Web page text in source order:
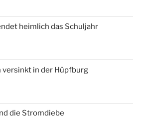
heimlich das Schuljahr
versinkt in der Hüpfburg
die Stromdiebe